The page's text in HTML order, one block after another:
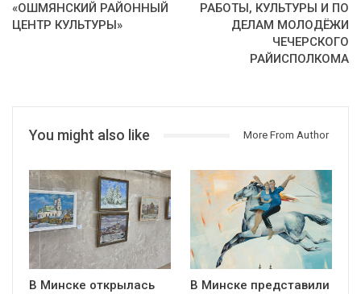
«ОШМЯНСКИЙ РАЙОННЫЙ
ЦЕНТР КУЛЬТУРЫ»
РАБОТЫ, КУЛЬТУРЫ И ПО
ДЕЛАМ МОЛОДЁЖИ
ЧЕЧЕРСКОГО
РАЙИСПОЛКОМА
You might also like More From Author
В Минске открылась
В Минске представили